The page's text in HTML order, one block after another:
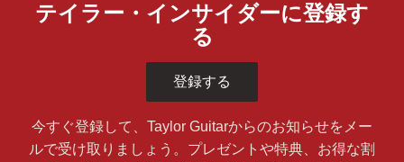
テイラー・インサイダーに登録す
る
登録する
今すぐ登録して、Taylor Guitarからのお知らせをメー
ルで受け取りましょう。プレゼントや特典、お得な割